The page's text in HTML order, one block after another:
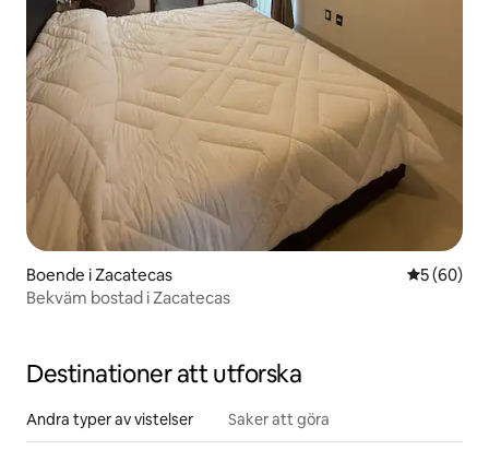
Boende i Zacatecas 5 av 5 i
5 (60)
Bekväm bostad i Zacatecas
Destinationer att utforska
Andra typer av vistelser Saker att göra